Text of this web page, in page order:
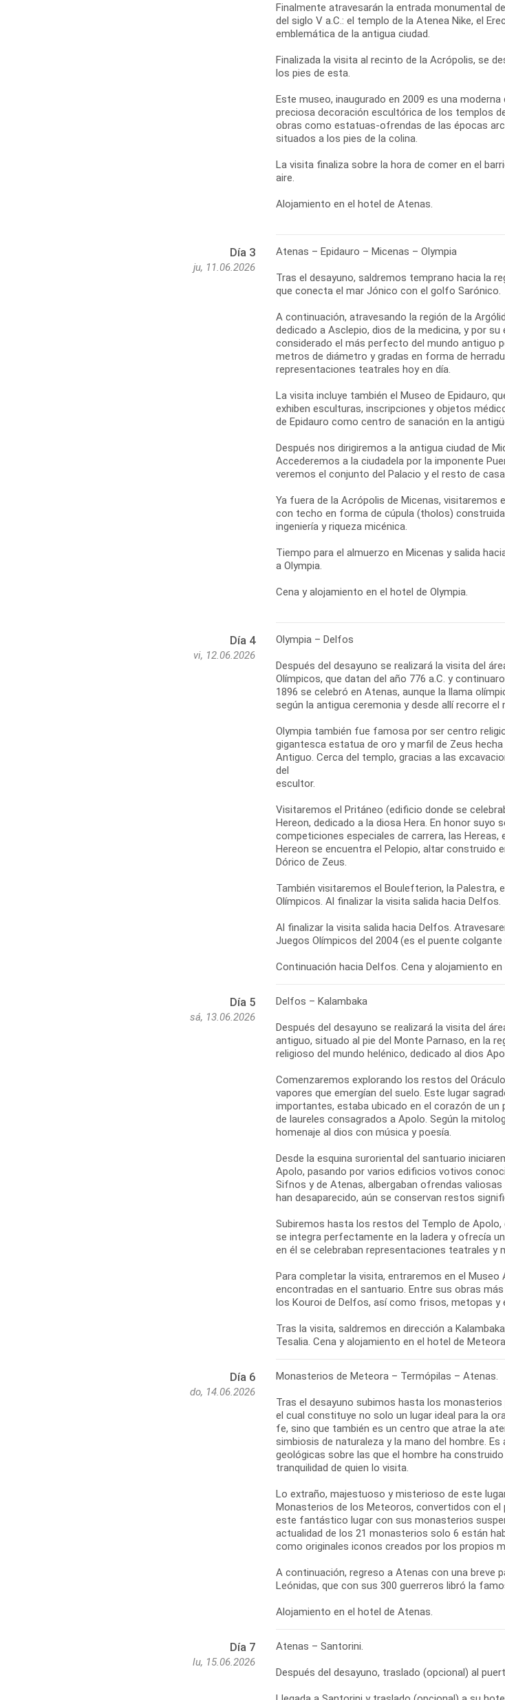
Finalmente atravesarán la entrada monumental
del siglo V a.C.: el templo de la Atenea Nike, el
emblemática de la antigua ciudad.
Finalizada la visita al recinto de la Acrópolis, se
los pies de esta.
Este museo, inaugurado en 2009 es una
preciosa decoración escultórica de los templos
obras como estatuas-ofrendas de las épocas
situados a los pies de la colina.
La visita finaliza sobre la hora de comer en el
aire.
Alojamiento en el hotel de Atenas.
Día 3
ju, 11.06.2026
Atenas – Epidauro – Micenas – Olympia
Tras el desayuno, saldremos temprano hacia la
que conecta el mar Jónico con el golfo Sarónico.
A continuación, atravesando la región de la
dedicado a Asclepio, dios de la medicina, y por
considerado el más perfecto del mundo antiguo
metros de diámetro y gradas en forma de
representaciones teatrales hoy en día.
La visita incluye también el Museo de Epidauro,
exhiben esculturas, inscripciones y objetos
de Epidauro como centro de sanación en la
Después nos dirigiremos a la antigua ciudad de
Accederemos a la ciudadela por la imponente
veremos el conjunto del Palacio y el resto de
Ya fuera de la Acrópolis de Micenas,
con techo en forma de cúpula (tholos)
ingeniería y riqueza micénica.
Tiempo para el almuerzo en Micenas y salida
a Olympia.
Cena y alojamiento en el hotel de Olympia.
Día 4
vi, 12.06.2026
Olympia – Delfos
Después del desayuno se realizará la visita del
Olímpicos, que datan del año 776 a.C. y
1896 se celebró en Atenas, aunque la llama
según la antigua ceremonia y desde allí recorre
Olympia también fue famosa por ser centro
gigantesca estatua de oro y marfil de Zeus
Antiguo. Cerca del templo, gracias a las
del
escultor.
Visitaremos el Pritáneo (edificio donde se
Hereon, dedicado a la diosa Hera. En honor suyo
competiciones especiales de carrera, las Hereas,
Hereon se encuentra el Pelopio, altar construido
Dórico de Zeus.
También visitaremos el Boulefterion, la Palestra,
Olímpicos. Al finalizar la visita salida hacia Delfos.
Al finalizar la visita salida hacia Delfos.
Juegos Olímpicos del 2004 (es el puente
Día 5
sá, 13.06.2026
Delfos – Kalambaka
Después del desayuno se realizará la visita del
antiguo, situado al pie del Monte Parnaso, en la
religioso del mundo helénico, dedicado al dios
Comenzaremos explorando los restos del
vapores que emergían del suelo. Este lugar
importantes, estaba ubicado en el corazón de
de laureles consagrados a Apolo. Según la
homenaje al dios con música y poesía.
Desde la esquina suroriental del santuario
Apolo, pasando por varios edificios votivos
Sifnos y de Atenas, albergaban ofrendas
han desaparecido, aún se conservan restos
Subiremos hasta los restos del Templo de
se integra perfectamente en la ladera y ofrecía
en él se celebraban representaciones teatrales
Para completar la visita, entraremos en el
encontradas en el santuario. Entre sus obras
los Kouroi de Delfos, así como frisos, metopas y
Tras la visita, saldremos en dirección a
Día 6
do, 14.06.2026
Monasterios de Meteora – Termópilas – Atenas.
Tras el desayuno subimos hasta los
el cual constituye no solo un lugar ideal para la
fe, sino que también es un centro que atrae la
simbiosis de naturaleza y la mano del hombre.
geológicas sobre las que el hombre ha
tranquilidad de quien lo visita.
Lo extraño, majestuoso y misterioso de este
Monasterios de los Meteoros, convertidos con
este fantástico lugar con sus monasterios
actualidad de los 21 monasterios solo 6 están
como originales iconos creados por los propios
A continuación, regreso a Atenas con una breve
Leónidas, que con sus 300 guerreros libró la
Alojamiento en el hotel de Atenas.
Día 7
lu, 15.06.2026
Atenas – Santorini.
Después del desayuno, traslado (opcional) al